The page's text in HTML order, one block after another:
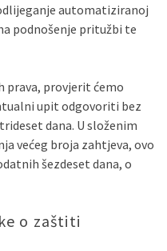
automatiziranoj
podnošenje pritužbi te
prava, provjerit ćemo
upit odgovoriti bez
dana. U složenim
većeg broja zahtjeva, ovo
šezdeset dana, o
o zaštiti